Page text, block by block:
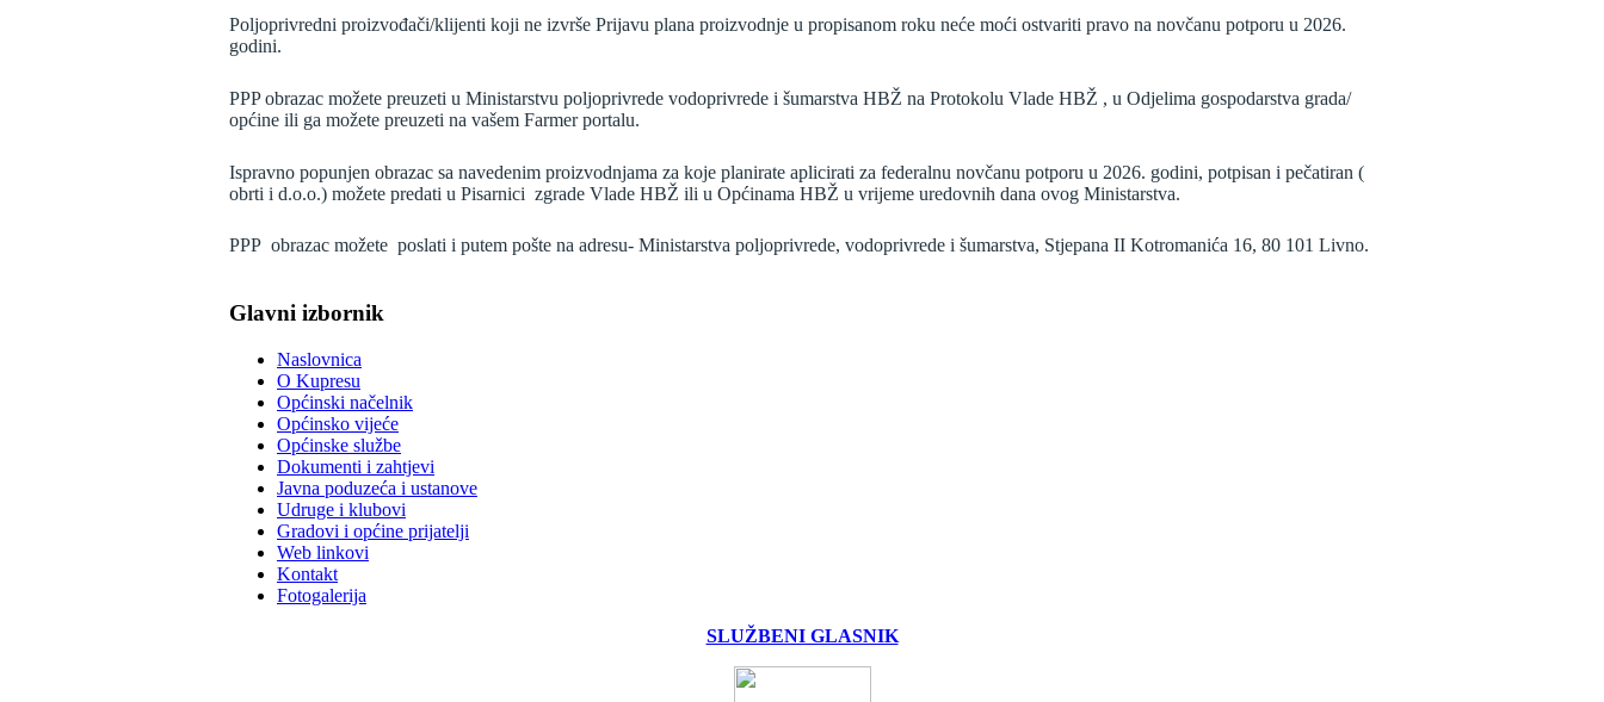
Poljoprivredni proizvođači/klijenti koji ne izvrše Prijavu plana proizvodnje u propisanom roku neće moći ostvariti pravo na novčanu potporu u 2026.
godini.
PPP obrazac možete preuzeti u Ministarstvu poljoprivrede vodoprivrede i šumarstva HBŽ na Protokolu Vlade HBŽ , u Odjelima gospodarstva grada/
općine ili ga možete preuzeti na vašem Farmer portalu.
Ispravno popunjen obrazac sa navedenim proizvodnjama za koje planirate aplicirati za federalnu novčanu potporu u 2026. godini, potpisan i pečatiran (
obrti i d.o.o.) možete predati u Pisarnici zgrade Vlade HBŽ ili u Općinama HBŽ u vrijeme uredovnih dana ovog Ministarstva.
PPP obrazac možete poslati i putem pošte na adresu- Ministarstva poljoprivrede, vodoprivrede i šumarstva, Stjepana II Kotromanića 16, 80 101 Livno.
Glavni izbornik
Naslovnica
O Kupresu
Općinski načelnik
Općinsko vijeće
Općinske službe
Dokumenti i zahtjevi
Javna poduzeća i ustanove
Udruge i klubovi
Gradovi i općine prijatelji
Web linkovi
Kontakt
Fotogalerija
SLUŽBENI GLASNIK